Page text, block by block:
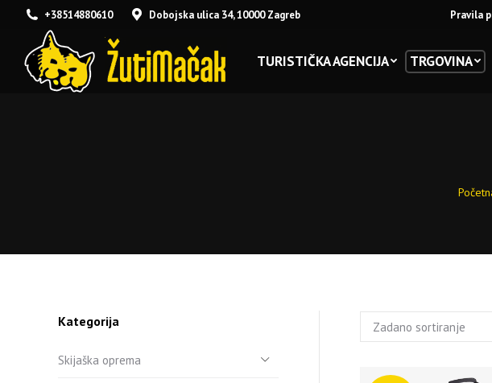
+38514880610 Dobojska ulica 34, 10000 Zagreb Pravila
TURISTIČKA AGENCIJA TRGOVINA
Kategorija
Skijaška oprema